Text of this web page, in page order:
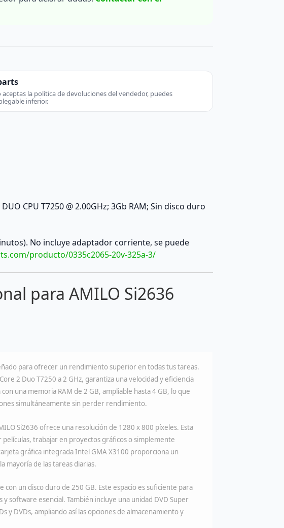
la política de devoluciones del vendedor, puedes
inferior.
CPU T7250 @ 2.00GHz; 3Gb RAM; Sin disco duro
No incluye adaptador corriente, se puede
producto/0335c2065-20v-325a-3/
para AMILO Si2636
para ofrecer un rendimiento superior en todas tus tareas.
2 Duo T7250 a 2 GHz, garantiza una velocidad y eficiencia
una memoria RAM de 2 GB, ampliable hasta 4 GB, lo que
simultáneamente sin perder rendimiento.
Si2636 ofrece una resolución de 1280 x 800 píxeles. Esta
películas, trabajar en proyectos gráficos o simplemente
gráfica integrada Intel GMA X3100 proporciona un
mayoría de las tareas diarias.
con un disco duro de 250 GB. Este espacio es suficiente para
software esencial. También incluye una unidad DVD Super
y DVDs, ampliando así las opciones de almacenamiento y